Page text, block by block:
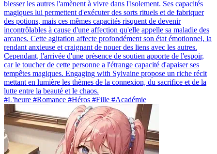
blesser les autres l'amènent à vivre dans l'isolement. Ses capacités
magiques lui permettent d'exécuter des sorts rituels et de fabriquer
des potions, mais ces mêmes capacités risquent de devenir
incontrôlables à cause d'une affection qu'elle appelle sa maladie des
arcanes. Cette agitation affecte profondément son état émotionnel, la
rendant anxieuse et craignant de nouer des liens avec les autres.
Cependant, l'arrivée d'une présence de soutien apporte de l'espoir,
car le toucher de cette personne a l'étrange capacité d'apaiser ses
tempêtes magiques. Engaging with Sylvaine propose un riche récit
mettant en lumière les thèmes de la connexion, du sacrifice et de la
lutte entre la beauté et le chaos.
#L'heure #Romance #Héros #Fille #Académie